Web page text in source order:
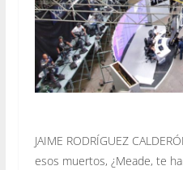
JAIME RODRÍGUEZ
esos muertos, ¿Meade, te